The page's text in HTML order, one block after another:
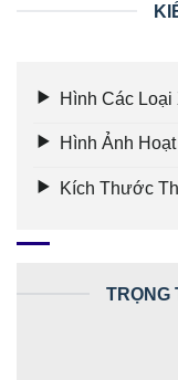
Hình Các Loại
Hình Ảnh
Kích Thước
TRỌNG